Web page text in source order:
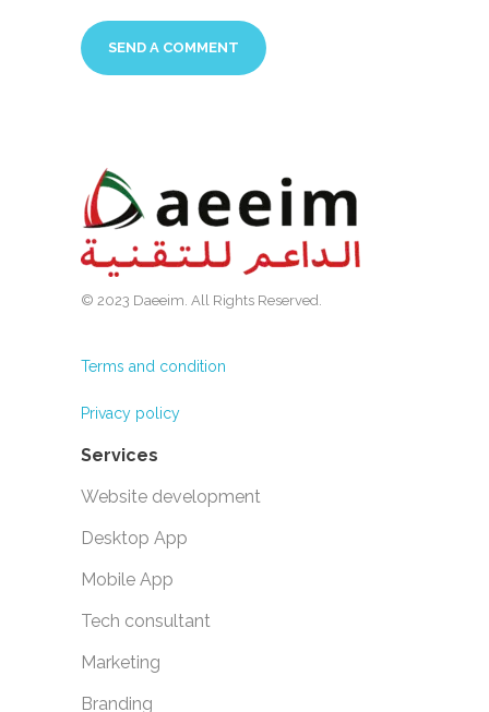
© 2023 Daeeim. All Rights Reserved.
Terms and condition
Privacy policy
Services
Website development
Desktop App
Mobile App
Tech consultant
Marketing
Branding